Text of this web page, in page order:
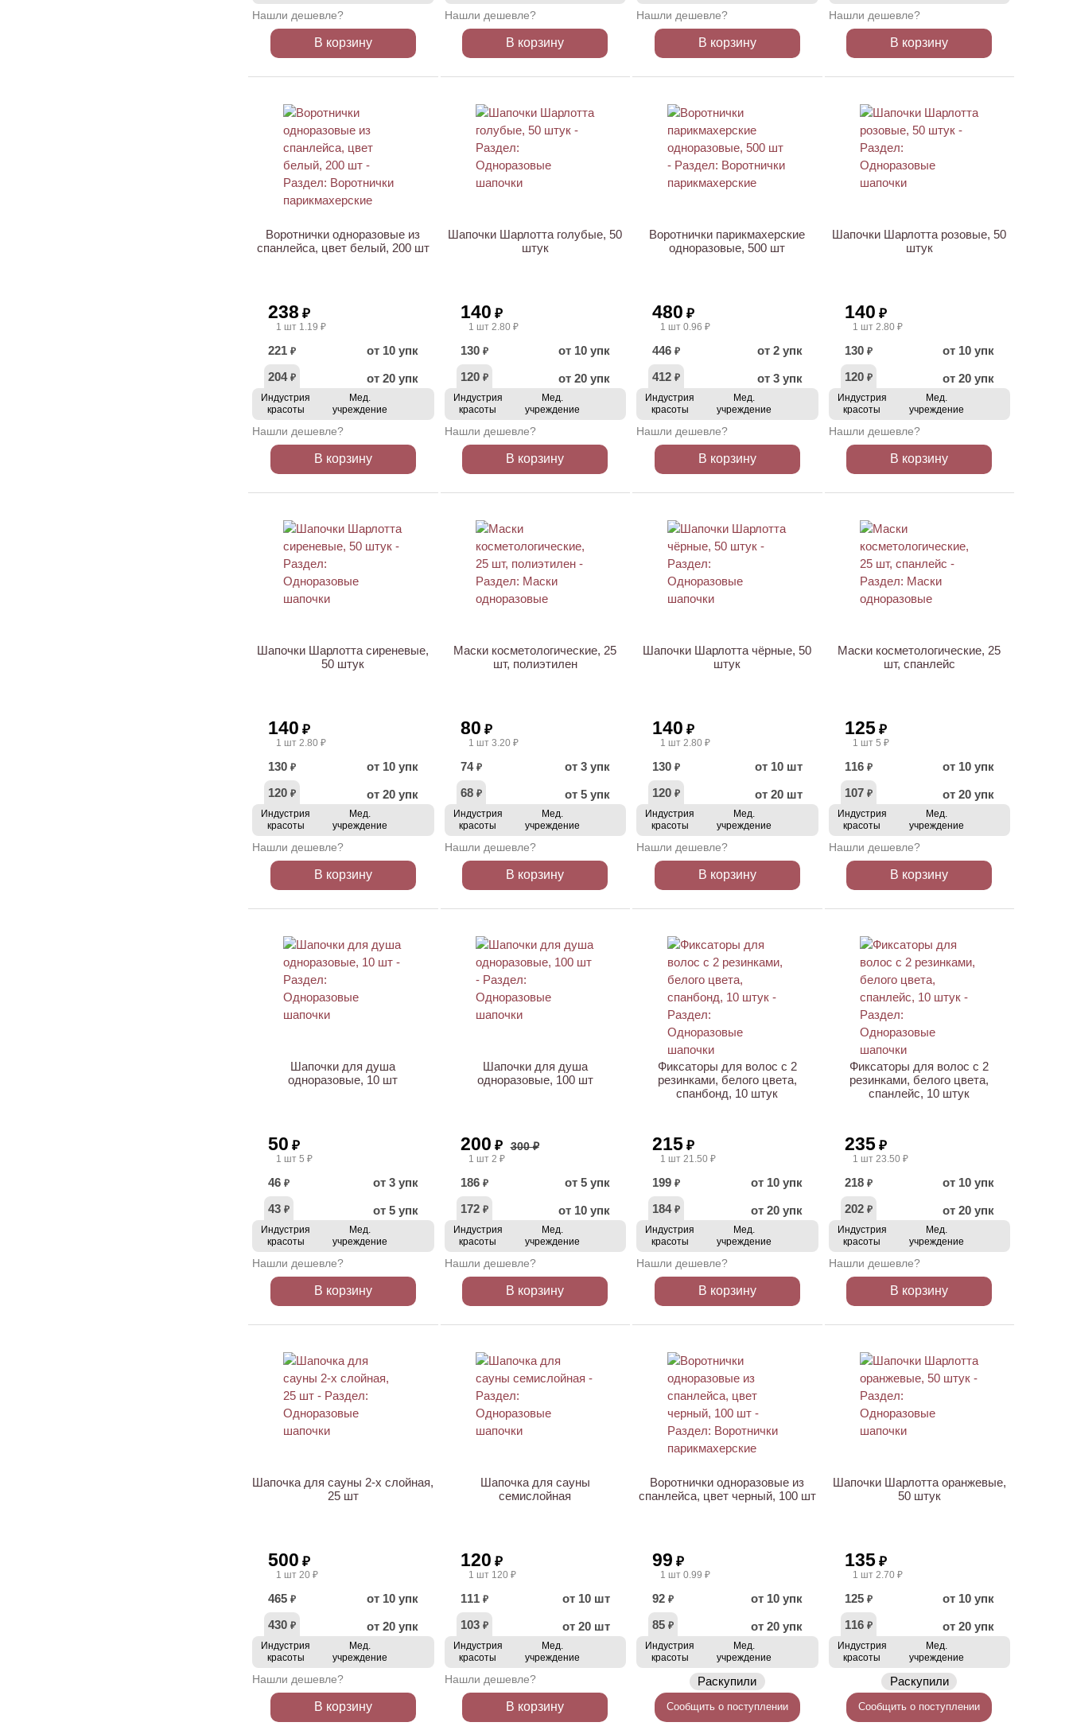
Нашли дешевле?
В корзину
Нашли дешевле?
В корзину
Нашли дешевле?
В корзину
Нашли дешевле?
В корзину
Воротнички одноразовые из
спанлейса, цвет белый, 200 шт
238 ₽
1 шт 1.19 ₽
221 ₽
от 10 упк
204 ₽ от 20 упк
Индустрия
красоты
Мед.
учреждение
Нашли дешевле?
В корзину
Шапочки Шарлотта голубые, 50
штук
140 ₽
1 шт 2.80 ₽
130 ₽
от 10 упк
120 ₽ от 20 упк
Индустрия
красоты
Мед.
учреждение
Нашли дешевле?
В корзину
Воротнички парикмахерские
одноразовые, 500 шт
480 ₽
1 шт 0.96 ₽
446 ₽
от 2 упк
412 ₽ от 3 упк
Индустрия
красоты
Мед.
учреждение
Нашли дешевле?
В корзину
Шапочки Шарлотта розовые, 50
штук
140 ₽
1 шт 2.80 ₽
130 ₽
от 10 упк
120 ₽ от 20 упк
Индустрия
красоты
Мед.
учреждение
Нашли дешевле?
В корзину
Шапочки Шарлотта сиреневые,
50 штук
140 ₽
1 шт 2.80 ₽
130 ₽
от 10 упк
120 ₽ от 20 упк
Индустрия
красоты
Мед.
учреждение
Нашли дешевле?
В корзину
Маски косметологические, 25
шт, полиэтилен
80 ₽
1 шт 3.20 ₽
74 ₽
от 3 упк
68 ₽ от 5 упк
Индустрия
красоты
Мед.
учреждение
Нашли дешевле?
В корзину
Шапочки Шарлотта чёрные, 50
штук
140 ₽
1 шт 2.80 ₽
130 ₽
от 10 шт
120 ₽ от 20 шт
Индустрия
красоты
Мед.
учреждение
Нашли дешевле?
В корзину
Маски косметологические, 25
шт, спанлейс
125 ₽
1 шт 5 ₽
116 ₽
от 10 упк
107 ₽ от 20 упк
Индустрия
красоты
Мед.
учреждение
Нашли дешевле?
В корзину
Шапочки для душа
одноразовые, 10 шт
50 ₽
1 шт 5 ₽
46 ₽
от 3 упк
43 ₽ от 5 упк
Индустрия
красоты
Мед.
учреждение
Нашли дешевле?
В корзину
Шапочки для душа
одноразовые, 100 шт
200 ₽ 300 ₽
1 шт 2 ₽
186 ₽
от 5 упк
172 ₽ от 10 упк
Индустрия
красоты
Мед.
учреждение
Нашли дешевле?
В корзину
Фиксаторы для волос с 2
резинками, белого цвета,
спанбонд, 10 штук
215 ₽
1 шт 21.50 ₽
199 ₽
от 10 упк
184 ₽ от 20 упк
Индустрия
красоты
Мед.
учреждение
Нашли дешевле?
В корзину
Фиксаторы для волос с 2
резинками, белого цвета,
спанлейс, 10 штук
235 ₽
1 шт 23.50 ₽
218 ₽
от 10 упк
202 ₽ от 20 упк
Индустрия
красоты
Мед.
учреждение
Нашли дешевле?
В корзину
Шапочка для сауны 2-х слойная,
25 шт
500 ₽
1 шт 20 ₽
465 ₽
от 10 упк
430 ₽ от 20 упк
Индустрия
красоты
Мед.
учреждение
Нашли дешевле?
В корзину
Шапочка для сауны
семислойная
120 ₽
1 шт 120 ₽
111 ₽
от 10 шт
103 ₽ от 20 шт
Индустрия
красоты
Мед.
учреждение
Нашли дешевле?
В корзину
Воротнички одноразовые из
спанлейса, цвет черный, 100 шт
99 ₽
1 шт 0.99 ₽
92 ₽
от 10 упк
85 ₽ от 20 упк
Индустрия
красоты
Мед.
учреждение
Раскупили
Сообщить о поступлении
Шапочки Шарлотта оранжевые,
50 штук
135 ₽
1 шт 2.70 ₽
125 ₽
от 10 упк
116 ₽ от 20 упк
Индустрия
красоты
Мед.
учреждение
Раскупили
Сообщить о поступлении